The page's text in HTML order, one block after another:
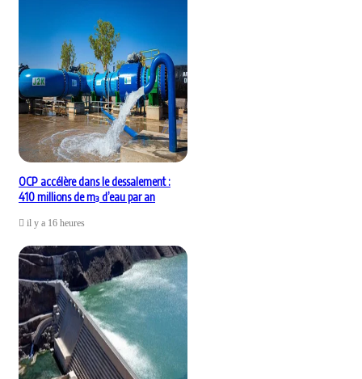
OCP accélère dans le dessalement :
410 millions de m³ d’eau par an
il y a 16 heures